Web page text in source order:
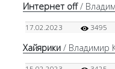
Интернет off/
17.02.2023 3495
Хайярики / Владимир